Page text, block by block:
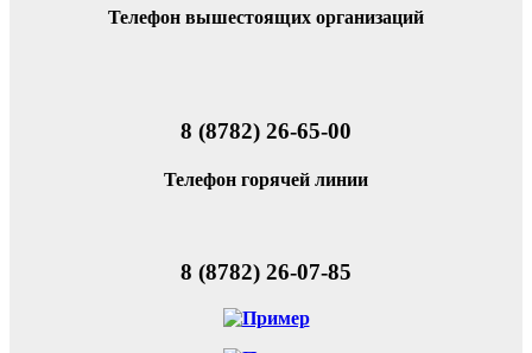
Телефон вышестоящих организаций
8 (8782) 26-65-00
Телефон горячей линии
8 (8782) 26-07-85